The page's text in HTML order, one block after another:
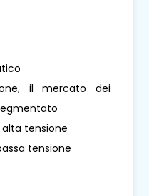
il mercato dei
tensione
tensione